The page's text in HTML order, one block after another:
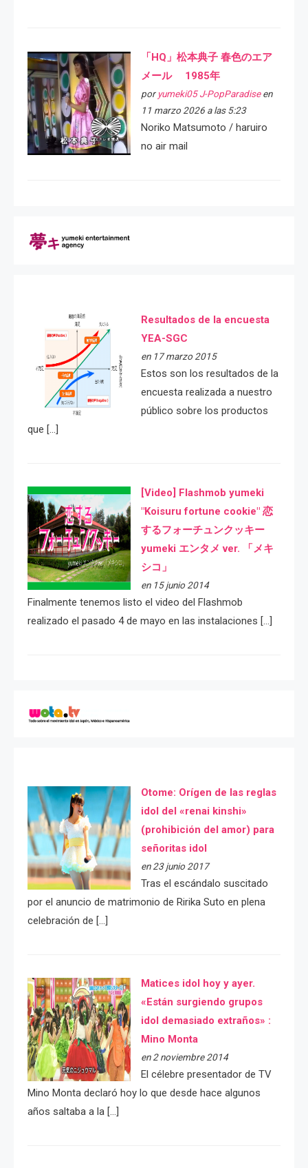
「HQ」松本典子 春色のエア
メール 1985年
por yumeki05 J-PopParadiseen
11 marzo 2026 a las 5:23
Noriko Matsumoto / haruiro
no air mail
Resultados de la encuesta
YEA-SGC
en 17 marzo 2015
Estos son los resultados de la
encuesta realizada a nuestro
público sobre los productos
que […]
[Video] Flashmob yumeki
"Koisuru fortune cookie" 恋
するフォーチュンクッキー
yumeki エンタメ ver. 「メキ
シコ」
en 15 junio 2014
Finalmente tenemos listo el video del Flashmob
realizado el pasado 4 de mayo en las instalaciones […]
Otome: Orígen de las reglas
idol del «renai kinshi»
(prohibición del amor) para
señoritas idol
en 23 junio 2017
Tras el escándalo suscitado
por el anuncio de matrimonio de Ririka Suto en plena
celebración de […]
Matices idol hoy y ayer.
«Están surgiendo grupos
idol demasiado extraños» :
Mino Monta
en 2 noviembre 2014
El célebre presentador de TV
Mino Monta declaró hoy lo que desde hace algunos
años saltaba a la […]